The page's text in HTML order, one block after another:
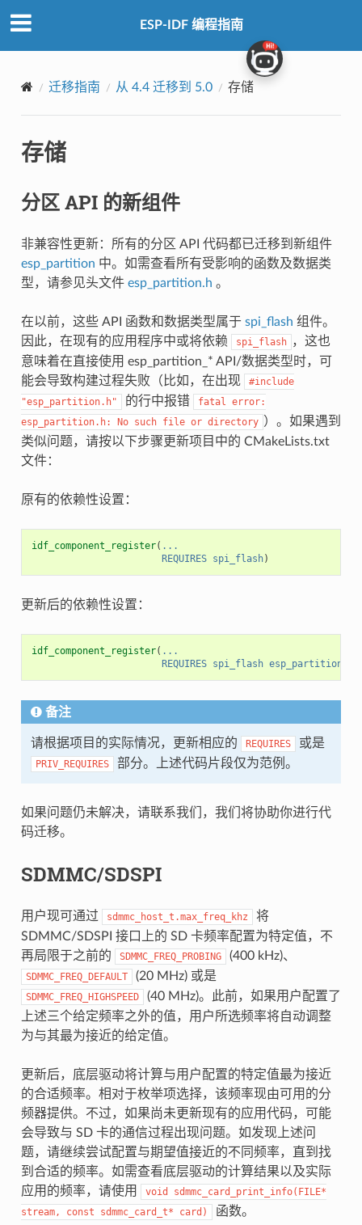
ESP-IDF 编程指南
迁移指南 从 4.4 迁移到 5.0 存储
存储
分区 API 的新组件
非兼容性更新：所有的分区 API 代码都已迁移到新组件
esp_partition 中。如需查看所有受影响的函数及数据类
型，请参见头文件 esp_partition.h 。
在以前，这些 API 函数和数据类型属于 spi_flash 组件。
因此，在现有的应用程序中或将依赖
spi_flash ，这也
意味着在直接使用 esp_partition_* API/数据类型时，可
能会导致构建过程失败（比如，在出现
#include
"esp_partition.h"
的行中报错 fatal error:
esp_partition.h:
No such file or directory ）。如果遇到
类似问题，请按以下步骤更新项目中的 CMakeLists.txt
文件：
原有的依赖性设置：
idf_component_register( ...
REQUIRES spi_flash)
更新后的依赖性设置：
idf_component_register( ...
REQUIRES spi_flash esp_partition
备注
请根据项目的实际情况，更新相应的 REQUIRES 或是
PRIV_REQUIRES 部分。上述代码片段仅为范例。
如果问题仍未解决，请联系我们，我们将协助你进行代
码迁移。
SDMMC/SDSPI
用户现可通过 sdmmc_host_t.max_freq_khz
将
SDMMC/SDSPI 接口上的 SD 卡频率配置为特定值，不
再局限于之前的
SDMMC_FREQ_PROBING (400 kHz)、
SDMMC_FREQ_DEFAULT (20 MHz) 或是
SDMMC_FREQ_HIGHSPEED
(40 MHz)。此前，如果用户配置了
上述三个给定频率之外的值，用户所选频率将自动调整
为与其最为接近的给定值。
更新后，底层驱动将计算与用户配置的特定值最为接近
的合适频率。相对于枚举项选择，该频率现由可用的分
频器提供。不过，如果尚未更新现有的应用代码，可能
会导致与 SD 卡的通信过程出现问题。如发现上述问
题，请继续尝试配置与期望值接近的不同频率，直到找
到合适的频率。如需查看底层驱动的计算结果以及实际
应用的频率，请使用
void
sdmmc_card_print_info(FILE*
stream,
const sdmmc_card_t* card) 函数。